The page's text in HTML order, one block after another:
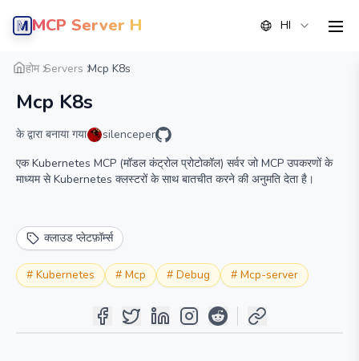
MCP Server Hub HI
होम Servers Mcp K8s
Mcp K8s
के द्वारा बनाया गया
silenceper
एक Kubernetes MCP (मॉडल कंट्रोल प्रोटोकॉल) सर्वर जो MCP उपकरणों के
माध्यम से Kubernetes क्लस्टरों के साथ बातचीत करने की अनुमति देता है।
क्लाउड प्लेटफ़ॉर्म्स
# Kubernetes # Mcp # Debug # Mcp-server
सारांश